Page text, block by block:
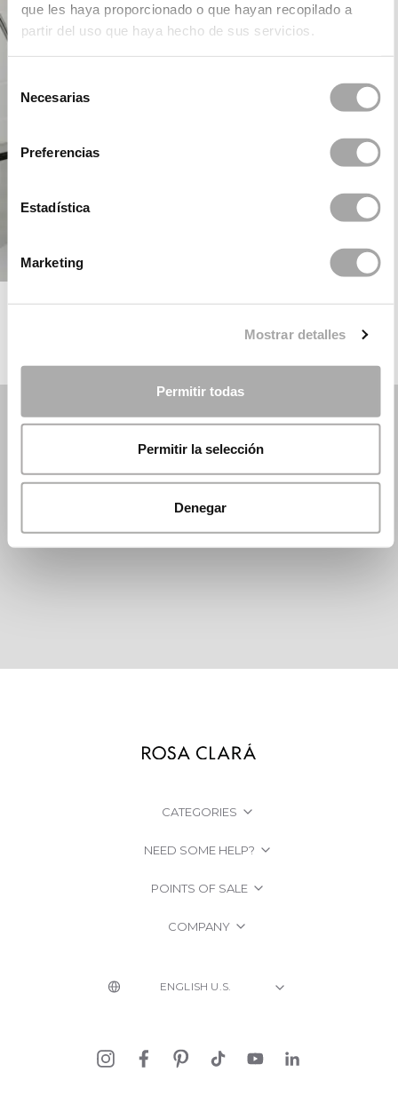
que les haya proporcionado o que hayan recopilado a
partir del uso que haya hecho de sus servicios.
Necesarias
Preferencias
Estadística
Marketing
Mostrar detalles
Permitir todas
Permitir la selección
Denegar
CATEGORIES
NEED SOME HELP?
POINTS OF SALE
COMPANY